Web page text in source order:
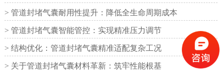
缩缝
> 管道封堵气囊耐用性提升：降低全生命周期成本
> 管道封堵气囊智能管控：实现精准压力调节
> 结构优化：管道封堵气囊精准适配复杂工况
> 关于管道封堵气囊材料革新：筑牢性能根基